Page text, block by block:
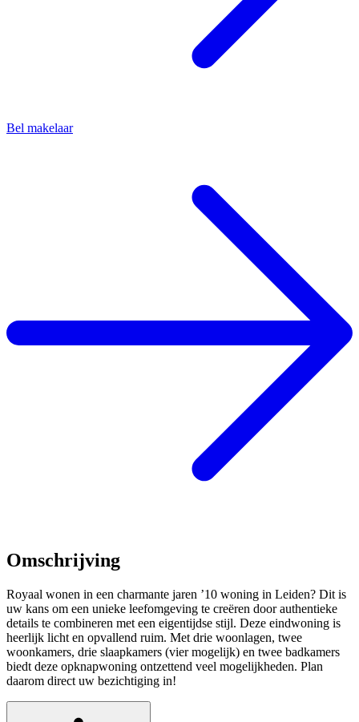
Bel makelaar
Omschrijving
Royaal wonen in een charmante jaren ’10 woning in Leiden? Dit is
uw kans om een unieke leefomgeving te creëren door authentieke
details te combineren met een eigentijdse stijl. Deze eindwoning is
heerlijk licht en opvallend ruim. Met drie woonlagen, twee
woonkamers, drie slaapkamers (vier mogelijk) en twee badkamers
biedt deze opknapwoning ontzettend veel mogelijkheden. Plan
daarom direct uw bezichtiging in!